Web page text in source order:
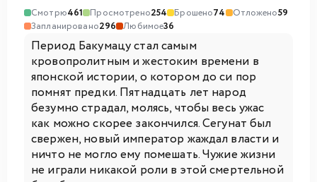
Смотрю461 Просмотрено254 Брошено74 Отложено59
Запланировано296 Любимое36
Период Бакумацу стал самым
кровопролитным и жестоким времени в
японской истории, о котором до си пор
помнят предки. Пятнадцать лет народ
безумно страдал, молясь, чтобы весь ужас
как можно скорее закончился. Сегунат был
свержен, новый император жаждал власти и
ничто не могло ему помешать. Чужие жизни
не играли никакой роли в этой смертельной